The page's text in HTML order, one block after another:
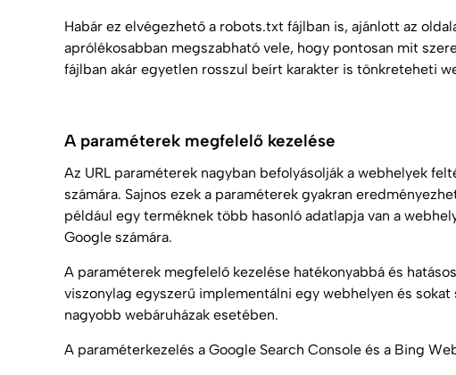
Habár ez elvégezhető a robots.txt fájlban is, ajánlott az
aprólékosabban megszabható vele, hogy pontosan mit
fájlban akár egyetlen rosszul beírt karakter is tönkreteheti
A paraméterek megfelelő kezelése
Az URL paraméterek nagyban befolyásolják a webhelyek
számára. Sajnos ezek a paraméterek gyakran
például egy terméknek több hasonló adatlapja van a
Google számára.
A paraméterek megfelelő kezelése hatékonyabbá és
viszonylag egyszerű implementálni egy webhelyen és
nagyobb webáruházak esetében.
A paraméterkezelés a Google Search Console és a Bing